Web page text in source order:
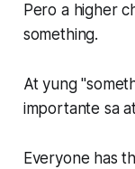
Pero a higher
something.
At yung
importante sa
Everyone has